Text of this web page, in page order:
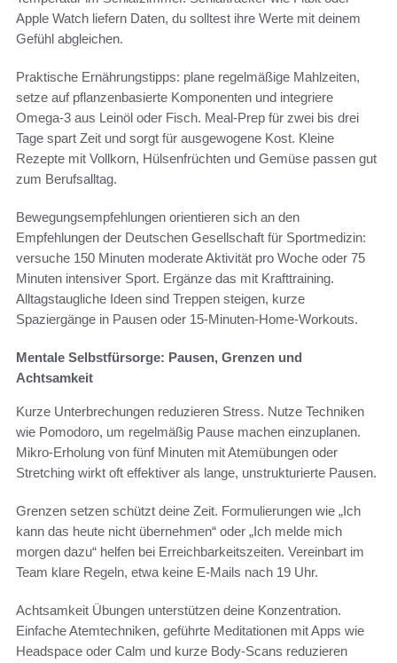
Apple Watch liefern Daten, du solltest ihre Werte mit deinem
Gefühl abgleichen.
Praktische Ernährungstipps: plane regelmäßige Mahlzeiten,
setze auf pflanzenbasierte Komponenten und integriere
Omega-3 aus Leinöl oder Fisch. Meal-Prep für zwei bis drei
Tage spart Zeit und sorgt für ausgewogene Kost. Kleine
Rezepte mit Vollkorn, Hülsenfrüchten und Gemüse passen gut
zum Berufsalltag.
Bewegungsempfehlungen orientieren sich an den
Empfehlungen der Deutschen Gesellschaft für Sportmedizin:
versuche 150 Minuten moderate Aktivität pro Woche oder 75
Minuten intensiver Sport. Ergänze das mit Krafttraining.
Alltagstaugliche Ideen sind Treppen steigen, kurze
Spaziergänge in Pausen oder 15-Minuten-Home-Workouts.
Mentale Selbstfürsorge: Pausen, Grenzen und
Achtsamkeit
Kurze Unterbrechungen reduzieren Stress. Nutze Techniken
wie Pomodoro, um regelmäßig Pause machen einzuplanen.
Mikro-Erholung von fünf Minuten mit Atemübungen oder
Stretching wirkt oft effektiver als lange, unstrukturierte Pausen.
Grenzen setzen schützt deine Zeit. Formulierungen wie „Ich
kann das heute nicht übernehmen“ oder „Ich melde mich
morgen dazu“ helfen bei Erreichbarkeitszeiten. Vereinbart im
Team klare Regeln, etwa keine E-Mails nach 19 Uhr.
Achtsamkeit Übungen unterstützen deine Konzentration.
Einfache Atemtechniken, geführte Meditationen mit Apps wie
Headspace oder Calm und kurze Body-Scans reduzieren